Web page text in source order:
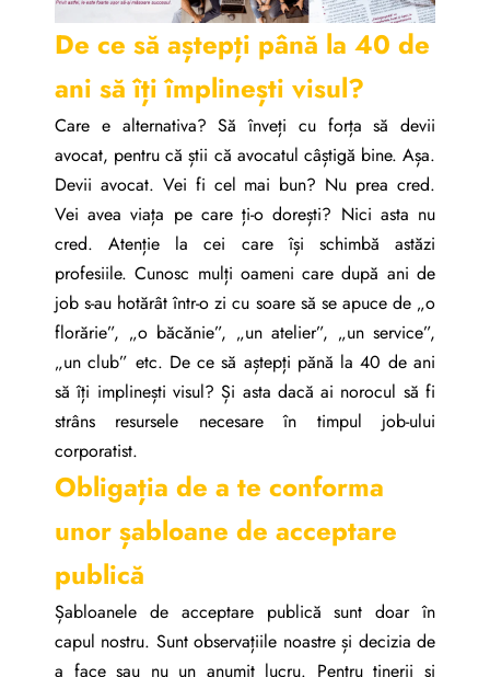
De ce să aștepți până la 40 de
ani să îți împlinești visul?
Care e alternativa? Să înveți cu forța să devii
avocat, pentru că știi că avocatul câștigă bine. Așa.
Devii avocat. Vei fi cel mai bun? Nu prea cred.
Vei avea viața pe care ți-o dorești? Nici asta nu
cred. Atenție la cei care își schimbă astăzi
profesiile. Cunosc mulți oameni care după ani de
job s-au hotărât într-o zi cu soare să se apuce de „o
florărie”, „o băcănie”, „un atelier”, „un service”,
„un club” etc. De ce să aștepți pănă la 40 de ani
să îți implinești visul? Și asta dacă ai norocul să fi
strâns resursele necesare în timpul job-ului
corporatist.
Obligația de a te conforma
unor șabloane de acceptare
publică
Șabloanele de acceptare publică sunt doar în
capul nostru. Sunt observațiile noastre și decizia de
a face sau nu un anumit lucru. Pentru tinerii și